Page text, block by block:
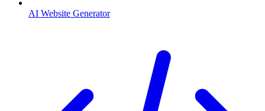
AI Website Generator